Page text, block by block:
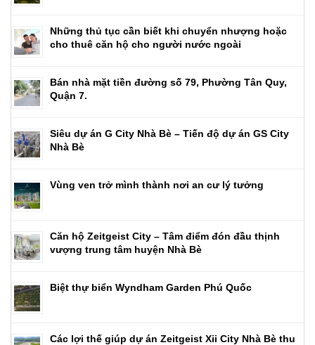
Những thủ tục cần biết khi chuyển nhượng hoặc
cho thuê căn hộ cho người nước ngoài
Bán nhà mặt tiền đường số 79, Phường Tân Quy,
Quận 7.
Siêu dự án G City Nhà Bè – Tiến độ dự án GS City
Nhà Bè
Vùng ven trở mình thành nơi an cư lý tưởng
Căn hộ Zeitgeist City – Tâm điểm đón đầu thịnh
vượng trung tâm huyện Nhà Bè
Biệt thự biển Wyndham Garden Phú Quốc
Các lợi thế giúp dự án Zeitgeist Xii City Nhà Bè thu